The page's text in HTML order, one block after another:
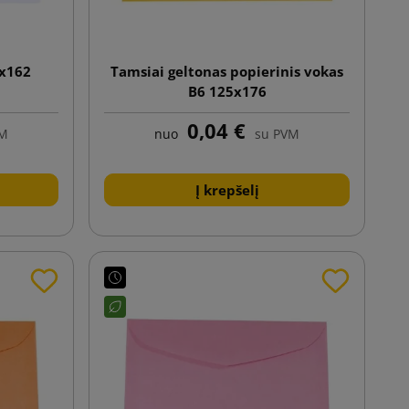
Tamsiai geltonas popierinis vokas
B6 125x176
nuo 0,04 € su PVM
Į krepšelį